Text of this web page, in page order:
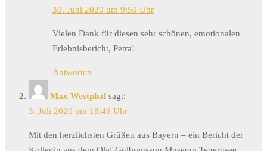
30. Juni 2020 um 9:50 Uhr
Vielen Dank für diesen sehr schönen, emotionalen
Erlebnisbericht, Petra!
Antworten
Max Westphal sagt:
3. Juli 2020 um 18:46 Uhr
Mit den herzlichsten Grüßen aus Bayern – ein Bericht der